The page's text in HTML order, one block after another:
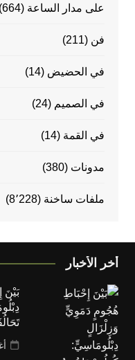
على مدار الساعة (664)
فن (211)
في الحضيض (14)
في الصميم (24)
في القمة (14)
مدونات (380)
ملفات ساخنة (8٬228)
أخر الأخبار
بَيْنَ